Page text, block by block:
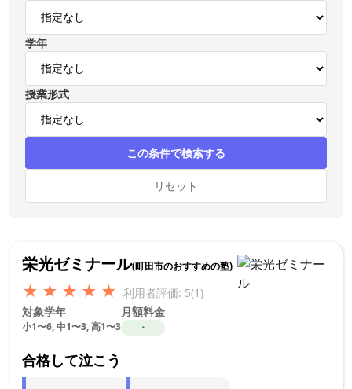
学年
授業形式
この条件で検索する
リセット
栄光ゼミナール(町田市のおすすめの塾)
★ ★ ★ ★ ★ 利用者評価: 5(1)
対象学年
小1〜6, 中1〜3, 高1〜3
月額料金
・
合格して泣こう